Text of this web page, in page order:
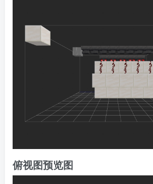
俯视图预览图